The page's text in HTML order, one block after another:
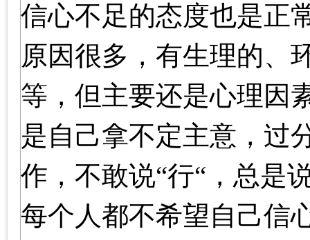
信心不足的态度也是正
原因很多，有生理的、
等，但主要还是心理因
是自己拿不定主意，过
作，不敢说“行“，总是
每个人都不希望自己信